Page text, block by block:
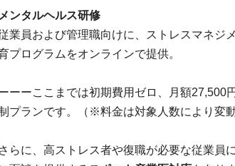
メンタルヘルス研修
業員および管理職向けに、ストレスマネジ
プログラムをオンラインで提供。
ーーここまでは初期費用ゼロ、月額27,500
プランです。（※料金は対象人数により変動
さらに、高ストレス者や復職が必要な従業員